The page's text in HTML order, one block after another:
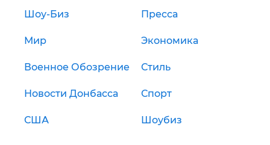
Шоу-Биз Пресса
Мир Экономика
Военное Обозрение Стиль
Новости Донбасса Спорт
США Шоубиз